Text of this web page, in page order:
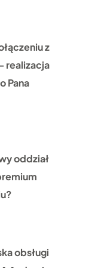
z
realizacja
Pana
oddział
obsługi